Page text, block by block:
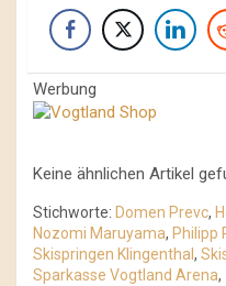
Werbung
Keine ähnlichen Artikel
Stichworte: Domen Prevc,
Nozomi Maruyama, Philipp
Skispringen Klingenthal,
Sparkasse Vogtland Arena,